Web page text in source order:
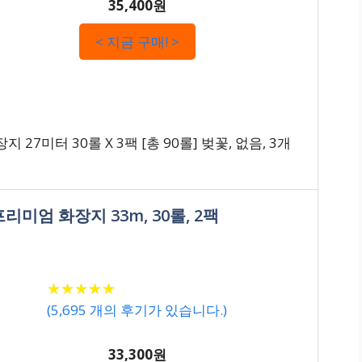
35,400원
< 지금 구매! >
27미터 30롤 X 3팩 [총 90롤] 벚꽃, 없음, 3개
미엄 화장지 33m, 30롤, 2팩
★★★★★
★★★★★
(5,695 개의 후기가 있습니다.)
33,300원